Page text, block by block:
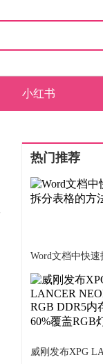
小红书
热门推荐